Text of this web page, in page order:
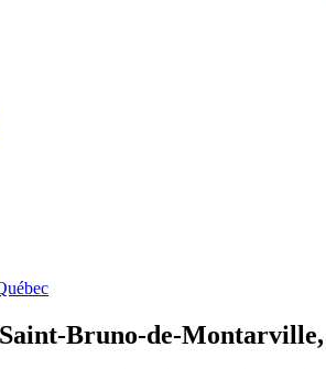
Bruno-de-Montarville,